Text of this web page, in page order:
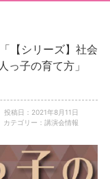
【シリーズ】社会
っ子の育て方」
投稿日：2021年8月11日
カテゴリー：講演会情報